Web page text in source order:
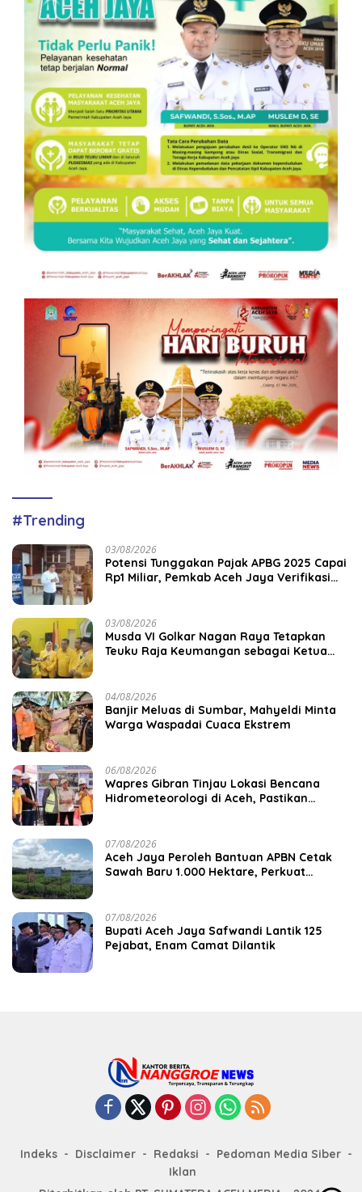
#Trending
03/08/2026
Potensi Tunggakan Pajak APBG 2025 Capai
Rp1 Miliar, Pemkab Aceh Jaya Verifikasi
03/08/2026
Musda VI Golkar Nagan Raya Tetapkan
Teuku Raja Keumangan sebagai Ketua
04/08/2026
Banjir Meluas di Sumbar, Mahyeldi Minta
Warga Waspadai Cuaca Ekstrem
06/08/2026
Wapres Gibran Tinjau Lokasi Bencana
Hidrometeorologi di Aceh, Pastikan
07/08/2026
Aceh Jaya Peroleh Bantuan APBN Cetak
Sawah Baru 1.000 Hektare, Perkuat
07/08/2026
Bupati Aceh Jaya Safwandi Lantik 125
Pejabat, Enam Camat Dilantik
Indeks Disclaimer Redaksi
Pedoman Media Siber
Iklan